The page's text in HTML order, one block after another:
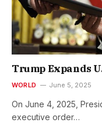
Trump Expands
WORLD June 5, 2025
On June 4, 2025,
executive order…